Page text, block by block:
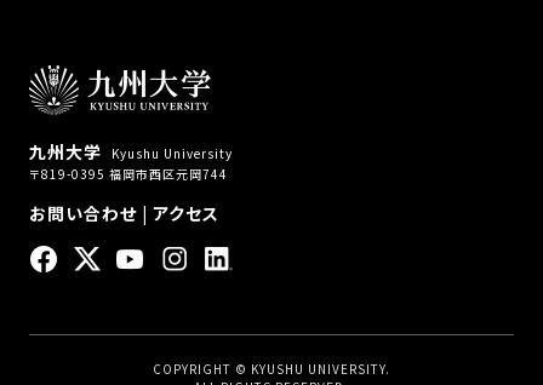
九州大学
Kyushu University
〒819-0395 福岡市西区元岡744
お問い合わせ| アクセス
COPYRIGHT © KYUSHU UNIVERSITY.